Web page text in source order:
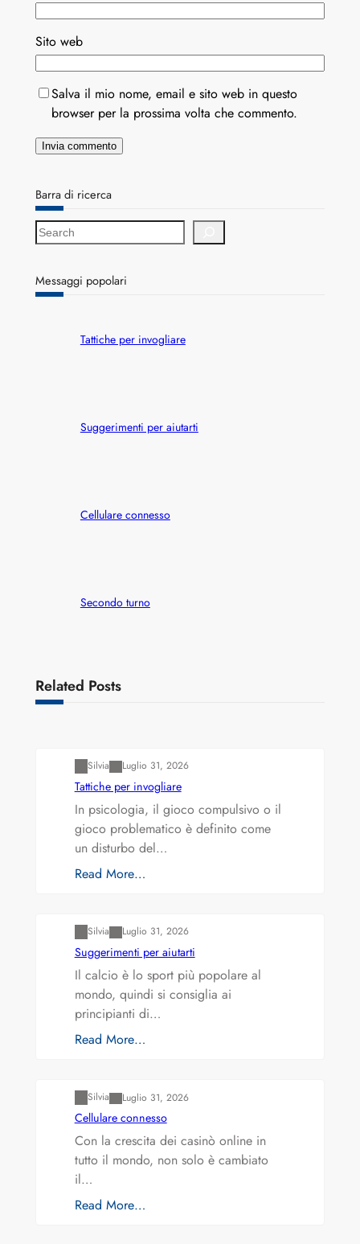
Sito web
Salva il mio nome, email e sito web in questo
browser per la prossima volta che commento.
Barra di ricerca
S
e
r
c
Messaggi popolari
Tattiche per invogliare
Suggerimenti per aiutarti
Cellulare connesso
Secondo turno
Related Posts
Silvia Luglio 31, 2026
Tattiche per invogliare
In psicologia, il gioco compulsivo o il
gioco problematico è definito come
un disturbo del…
Read More…
Silvia Luglio 31, 2026
Suggerimenti per aiutarti
Il calcio è lo sport più popolare al
mondo, quindi si consiglia ai
principianti di…
Read More…
Silvia Luglio 31, 2026
Cellulare connesso
Con la crescita dei casinò online in
tutto il mondo, non solo è cambiato
il…
Read More…